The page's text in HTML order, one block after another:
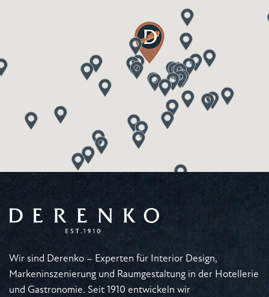
Wir sind Derenko – Experten für Interior Design,
Markeninszenierung und Raumgestaltung in der Hotellerie
und Gastronomie. Seit 1910 entwickeln wir